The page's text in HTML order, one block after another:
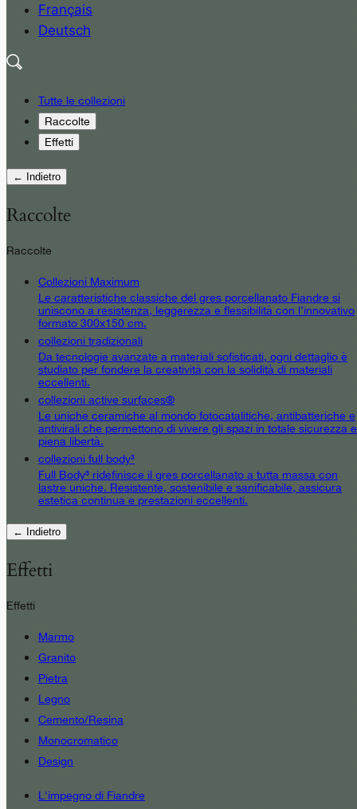
Français
Deutsch
Tutte le collezioni
Raccolte
Effetti
← Indietro
Raccolte
Raccolte
Collezioni Maximum
Le caratteristiche classiche del gres porcellanato Fiandre si
uniscono a resistenza, leggerezza e flessibilità con l’innovativo
formato 300x150 cm.
collezioni tradizionali
Da tecnologie avanzate a materiali sofisticati, ogni dettaglio è
studiato per fondere la creatività con la solidità di materiali
eccellenti.
collezioni active surfaces®
Le uniche ceramiche al mondo fotocatalitiche, antibatteriche e
antivirali che permettono di vivere gli spazi in totale sicurezza e
piena libertà.
collezioni full body³
Full Body³ ridefinisce il gres porcellanato a tutta massa con
lastre uniche. Resistente, sostenibile e sanificabile, assicura
estetica continua e prestazioni eccellenti.
← Indietro
Effetti
Effetti
Marmo
Granito
Pietra
Legno
Cemento/Resina
Monocromatico
Design
L'impegno di Fiandre